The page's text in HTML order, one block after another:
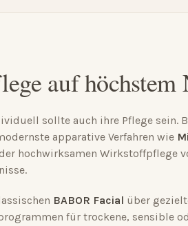
auf höchstem
sollte auch ihre Pflege sein.
apparative Verfahren wie
hochwirksamen Wirkstoffpflege
BABOR Facial über
für trockene, sensible